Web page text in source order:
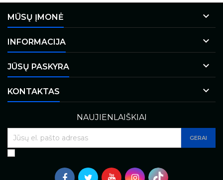
MŪSŲ ĮMONĖ 
INFORMACIJA 
JŪSŲ PASKYRA 
KONTAKTAS 
NAUJIENLAIŠKIAI